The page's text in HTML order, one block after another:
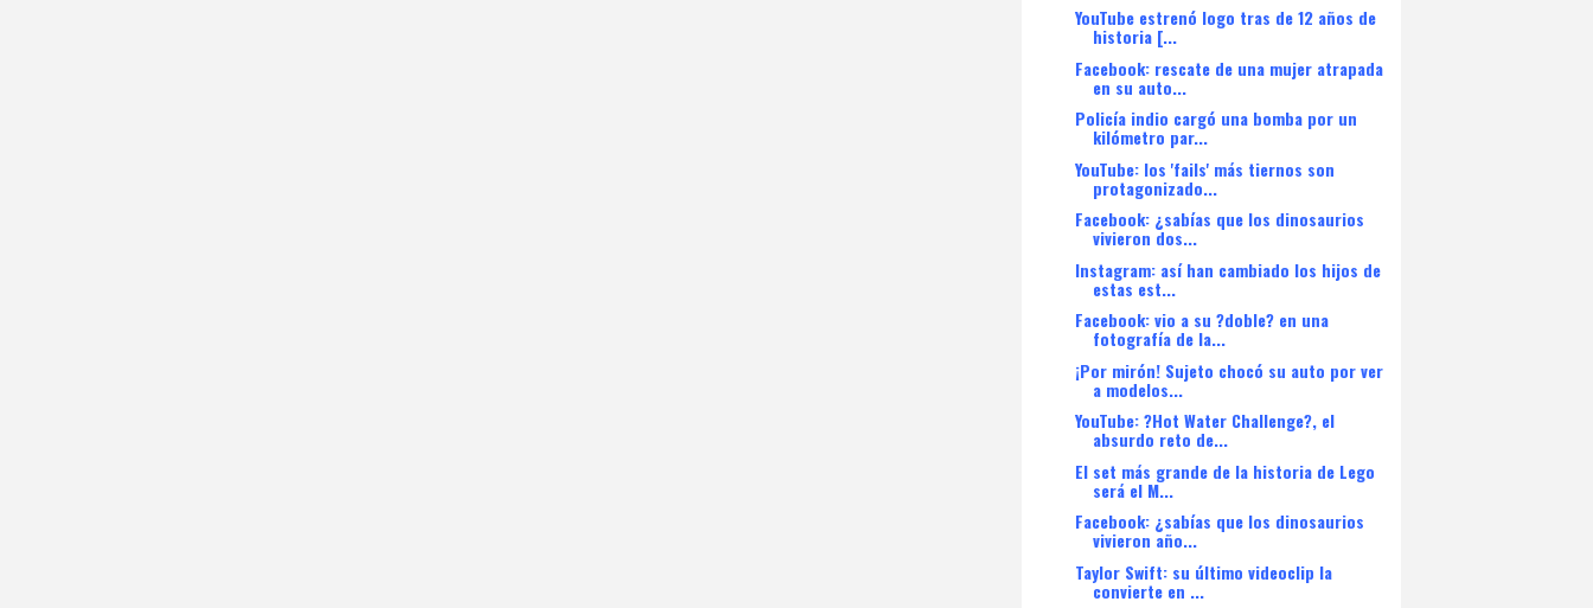
YouTube estrenó logo tras de 12 años de
historia [...
Facebook: rescate de una mujer atrapada
en su auto...
Policía indio cargó una bomba por un
kilómetro par...
YouTube: los 'fails' más tiernos son
protagonizado...
Facebook: ¿sabías que los dinosaurios
vivieron dos...
Instagram: así han cambiado los hijos de
estas est...
Facebook: vio a su ?doble? en una
fotografía de la...
¡Por mirón! Sujeto chocó su auto por ver
a modelos...
YouTube: ?Hot Water Challenge?, el
absurdo reto de...
El set más grande de la historia de Lego
será el M...
Facebook: ¿sabías que los dinosaurios
vivieron año...
Taylor Swift: su último videoclip la
convierte en ...